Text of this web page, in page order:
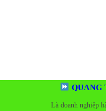
QUANG
Là doanh nghiệp